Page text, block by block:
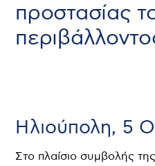
προστασίας
Ηλιούπολη, 5
Στο πλαίσιο συμβολής